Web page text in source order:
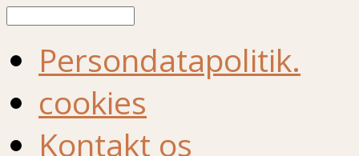
Persondatapolitik.
cookies
Kontakt os